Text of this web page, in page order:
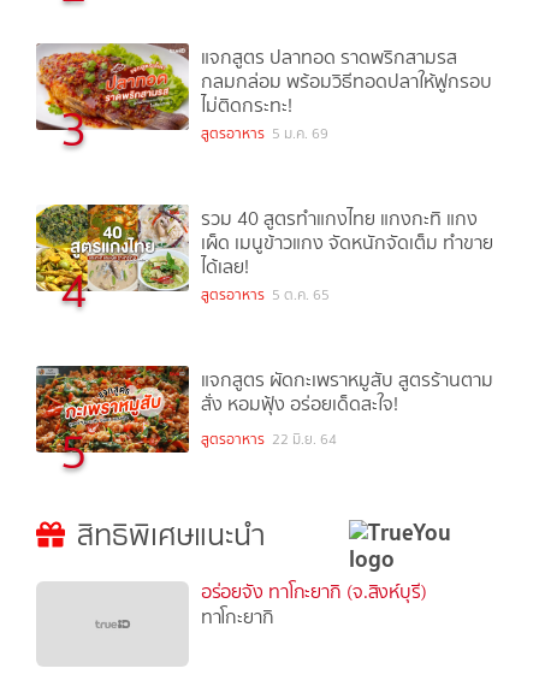
3
แจกสูตร ปลาทอด ราดพริกสามรส
กลมกล่อม พร้อมวิธีทอดปลาให้ฟูกรอบ
ไม่ติดกระทะ!
สูตรอาหาร 5 ม.ค. 69
4
รวม 40 สูตรทำแกงไทย แกงกะทิ แกง
เผ็ด เมนูข้าวแกง จัดหนักจัดเต็ม ทำขาย
ได้เลย!
สูตรอาหาร 5 ต.ค. 65
5
แจกสูตร ผัดกะเพราหมูสับ สูตรร้านตาม
สั่ง หอมฟุ้ง อร่อยเด็ดสะใจ!
สูตรอาหาร 22 มิ.ย. 64
สิทธิพิเศษแนะนำ
อร่อยจัง ทาโกะยากิ (จ.สิงห์บุรี)
ทาโกะยากิ